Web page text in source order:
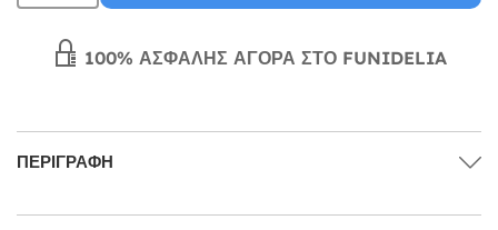
100% ΑΣΦΑΛΉΣ ΑΓΟΡΆ ΣΤΟ FUNIDELIA
ΠΕΡΙΓΡΑΦΉ